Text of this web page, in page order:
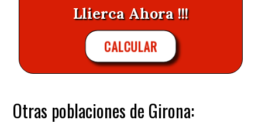
Llierca Ahora !!!
CALCULAR
Otras poblaciones de Girona: